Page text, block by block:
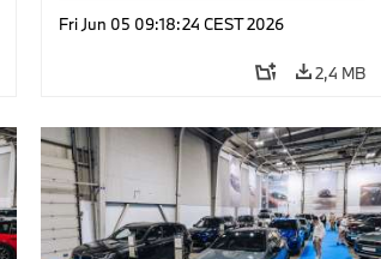
Fri Jun 05 09:18:24 CEST 2026
2,4 MB